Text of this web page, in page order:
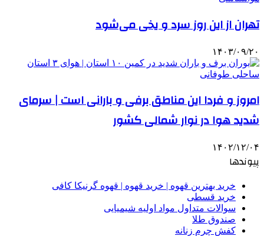
تهران از این روز سرد و یخی می‌شود
۱۴۰۳/۰۹/۲۰
امروز و فردا این مناطق برفی و بارانی است | سرمای
شدید هوا در نوار شمالی کشور
۱۴۰۲/۱۲/۰۴
پیوندها
خرید بهترین قهوه | خرید قهوه | قهوه گرنیکا کافی
خرید قسطی
سوالات متداول مواد اولیه شیمیایی
صندوق طلا
کفش چرم زنانه